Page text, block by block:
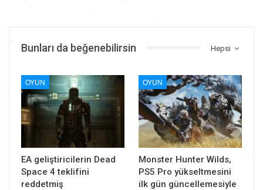
Hepsi
Bunları da beğenebilirsin
OYUN
EA geliştiricilerin Dead
Space 4 teklifini
reddetmiş
OYUN
Monster Hunter Wilds,
PS5 Pro yükseltmesini
ilk gün güncellemesiyle